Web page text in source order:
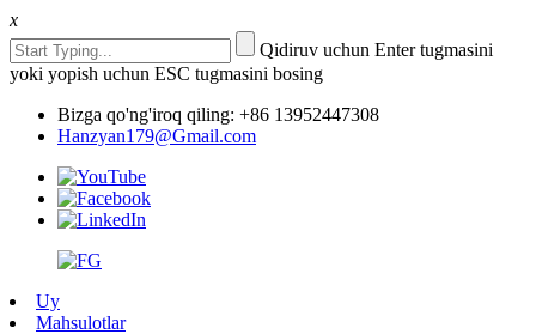
x
Qidiruv uchun Enter tugmasini
yoki yopish uchun ESC tugmasini bosing
Bizga qo'ng'iroq qiling: +86 13952447308
Hanzyan179@Gmail.com
Uy
Mahsulotlar